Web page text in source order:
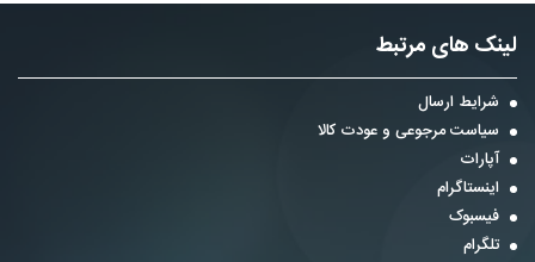
لینک های مرتبط
شرایط ارسال
سیاست مرجوعی و عودت کالا
آپارات
اینستاگرام
فیسبوک
تلگرام